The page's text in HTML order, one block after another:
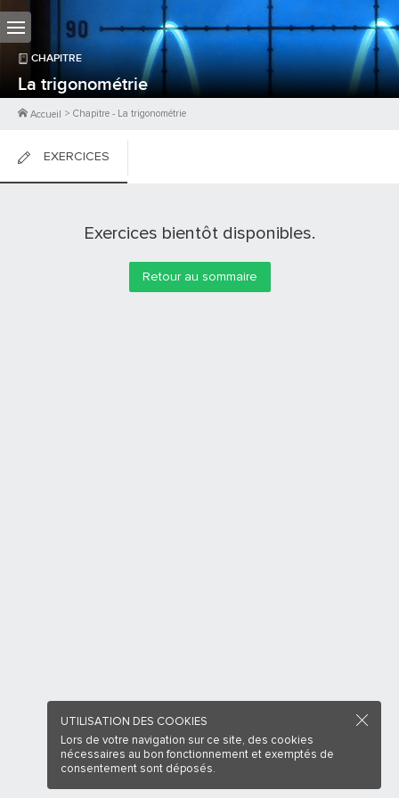
CHAPITRE
La trigonométrie
Accueil > Chapitre - La trigonométrie
EXERCICES
Exercices bientôt disponibles.
Retour au sommaire
UTILISATION DES COOKIES
Lors de votre navigation sur ce site, des cookies
nécessaires au bon fonctionnement et exemptés de
consentement sont déposés.